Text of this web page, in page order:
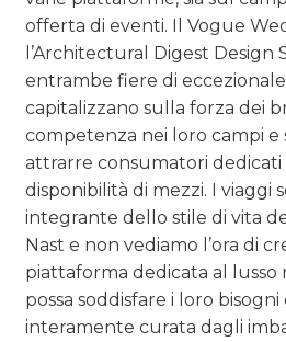
offerta di eventi. Il Vogue
l’Architectural Digest Design
entrambe fiere di
capitalizzano sulla forza dei
competenza nei loro campi e
attrarre consumatori dedicati
disponibilità di mezzi. I viaggi
integrante dello stile di vita
Nast e non vediamo l’ora di
piattaforma dedicata al
possa soddisfare i loro
interamente curata dagli